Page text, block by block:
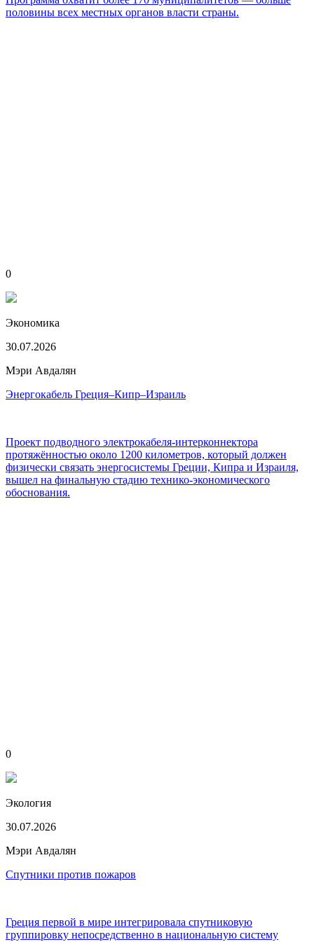
половины всех местных органов власти страны.
0
Экономика
30.07.2026
Мэри Авдалян
Энергокабель Греция–Кипр–Израиль
Проект подводного электрокабеля-интерконнектора
протяжённостью около 1200 километров, который должен
физически связать энергосистемы Греции, Кипра и Израиля,
вышел на финальную стадию технико-экономического
обоснования.
0
Экология
30.07.2026
Мэри Авдалян
Спутники против пожаров
Греция первой в мире интегрировала спутниковую
группировку непосредственно в национальную систему